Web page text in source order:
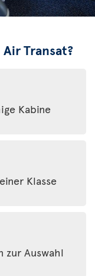
Transat?
Kabine
Klasse
zur Auswahl